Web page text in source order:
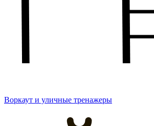
Воркаут и уличные тренажеры